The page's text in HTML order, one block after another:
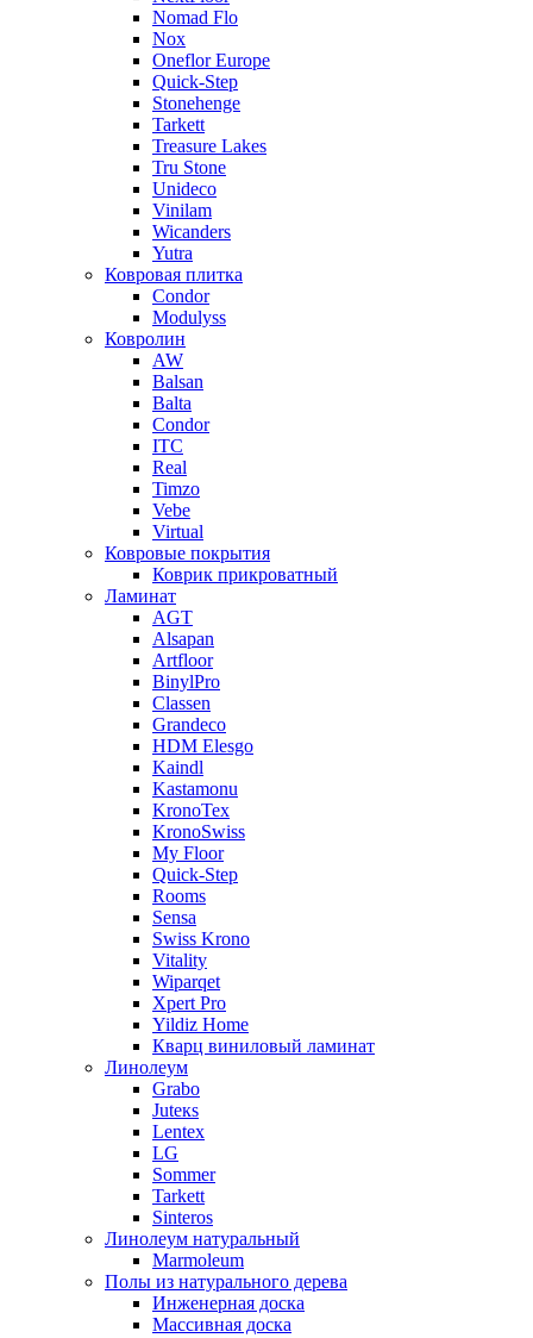
Nomad Flo
Nox
Oneflor Europe
Quick-Step
Stonehenge
Tarkett
Treasure Lakes
Tru Stone
Unideco
Vinilam
Wicanders
Yutra
Ковровая плитка
Condor
Modulyss
Ковролин
AW
Balsan
Balta
Condor
ITC
Real
Timzo
Vebe
Virtual
Ковровые покрытия
Коврик прикроватный
Ламинат
AGT
Alsapan
Artfloor
BinylPro
Classen
Grandeco
HDM Elesgo
Kaindl
Kastamonu
KronoTex
KronoSwiss
My Floor
Quick-Step
Rooms
Sensa
Swiss Krono
Vitality
Wiparqet
Xpert Pro
Yildiz Home
Кварц виниловый ламинат
Линолеум
Grabo
Juteкs
Lentex
LG
Sommer
Tarkett
Sinteros
Линолеум натуральный
Marmoleum
Полы из натурального дерева
Инженерная доска
Массивная доска